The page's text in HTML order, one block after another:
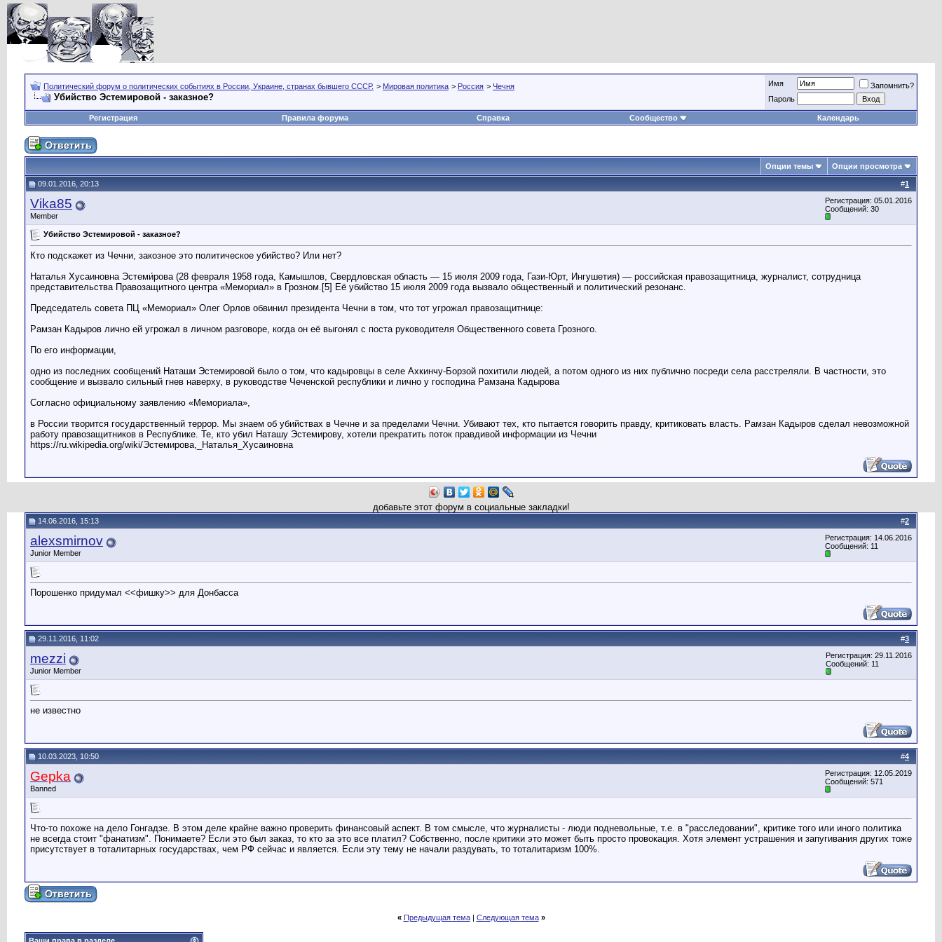
Политический форум о политических событиях в России, Украине, странах бывшего СССР. > Мировая политика > Россия > Чечня
Убийство Эстемировой - заказное?
Имя
Запомнить?
Пароль
Регистрация Правила форума Справка Сообщество Календарь
Опции темы Опции просмотра
#1
09.01.2016, 20:13
Vika85
Member
Регистрация: 05.01.2016
Сообщений: 30
Убийство Эстемировой - заказное?
Кто подскажет из Чечни, закозное это политическое убийство? Или нет?
Наталья Хусаиновна Эстеми́рова (28 февраля 1958 года, Камышлов, Свердловская область — 15 июля 2009 года, Гази-Юрт, Ингушетия) — российская правозащитница, журналист, сотрудница
представительства Правозащитного центра «Мемориал» в Грозном.[5] Её убийство 15 июля 2009 года вызвало общественный и политический резонанс.
Председатель совета ПЦ «Мемориал» Олег Орлов обвинил президента Чечни в том, что тот угрожал правозащитнице:
Рамзан Кадыров лично ей угрожал в личном разговоре, когда он её выгонял с поста руководителя Общественного совета Грозного.
По его информации,
одно из последних сообщений Наташи Эстемировой было о том, что кадыровцы в селе Ахкинчу-Борзой похитили людей, а потом одного из них публично посреди села расстреляли. В частности, это
сообщение и вызвало сильный гнев наверху, в руководстве Чеченской республики и лично у господина Рамзана Кадырова
Согласно официальному заявлению «Мемориала»,
в России творится государственный террор. Мы знаем об убийствах в Чечне и за пределами Чечни. Убивают тех, кто пытается говорить правду, критиковать власть. Рамзан Кадыров сделал невозможной
работу правозащитников в Республике. Те, кто убил Наташу Эстемирову, хотели прекратить поток правдивой информации из Чечни
https://ru.wikipedia.org/wiki/Эстемирова,_Наталья_Хусаиновна
добавьте этот форум в социальные закладки!
#2
14.06.2016, 15:13
alexsmirnov
Junior Member
Регистрация: 14.06.2016
Сообщений: 11
Порошенко придумал <<фишку>> для Донбасса
#3
29.11.2016, 11:02
mezzi
Junior Member
Регистрация: 29.11.2016
Сообщений: 11
не известно
#4
10.03.2023, 10:50
Gepka
Banned
Регистрация: 12.05.2019
Сообщений: 571
Что-то похоже на дело Гонгадзе. В этом деле крайне важно проверить финансовый аспект. В том смысле, что журналисты - люди подневольные, т.е. в "расследовании", критике того или иного политика
не всегда стоит "фанатизм". Понимаете? Если это был заказ, то кто за это все платил? Собственно, после критики это может быть просто провокация. Хотя элемент устрашения и запугивания других тоже
присутствует в тоталитарных государствах, чем РФ сейчас и является. Если эту тему не начали раздувать, то тоталитаризм 100%.
« Предыдущая тема| Следующая тема »